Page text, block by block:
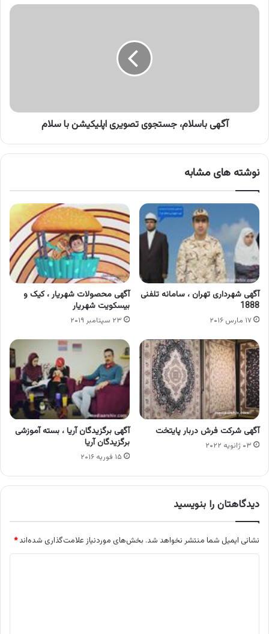
آگهی
آگهی باسلام، جستجوی تصویری اپلیکیشن با سلام
نوشته های مشابه
آگهی شهرداری تهران ، سامانه تلفنی
1888
۱۷ مارس ۲۰۱۶
آگهی محصولات شهریار ، کیک و
بیسکویت شهریار
۲۳ سپتامبر ۲۰۱۹
آگهی شرکت فرش دربار پایتخت
۰۳ ژانویه ۲۰۲۲
آگهی برگزیدگان آریا ، بسته آموزشی
برگزیدگان آریا
۱۵ فوریه ۲۰۱۶
دیدگاهتان را بنویسید
نشانی ایمیل شما منتشر نخواهد شد. بخش‌های موردنیاز علامت‌گذاری شده‌اند*